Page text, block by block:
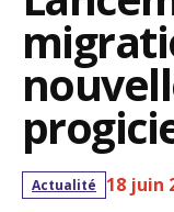
Actualité 18 juin